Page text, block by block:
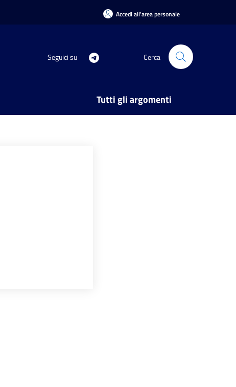
Accedi all'area personale
Seguici su Cerca
Tutti gli argomenti